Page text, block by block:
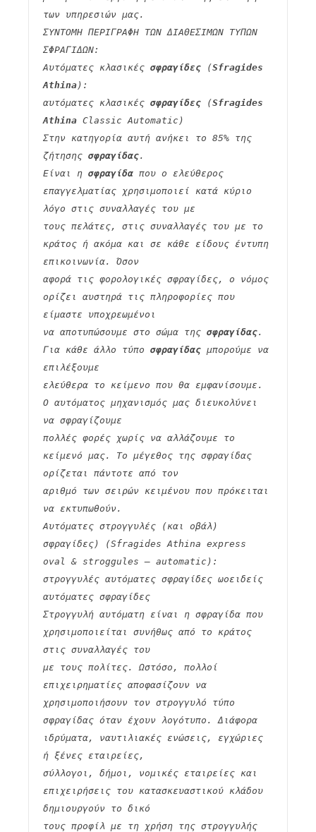
των υπηρεσιών μας.
ΣΥΝΤΟΜΗ ΠΕΡΙΓΡΑΦΗ ΤΩΝ ΔΙΑΘΕΣΙΜΩΝ ΤΥΠΩΝ
ΣΦΡΑΓΙΔΩΝ:
Αυτόματες κλασικές σφραγίδες (Sfragides
Athina ):
αυτόματες κλασικές σφραγίδες (Sfragides
Athina Classic Automatic)
Στην κατηγορία αυτή ανήκει το 85% της
ζήτησης σφραγίδας.
Είναι η σφραγίδα που ο ελεύθερος
επαγγελματίας χρησιμοποιεί κατά κύριο
λόγο στις συναλλαγές του με
τους πελάτες, στις συναλλαγές του με το
κράτος ή ακόμα και σε κάθε είδους έντυπη
επικοινωνία. Όσον
αφορά τις φορολογικές σφραγίδες, ο νόμος
ορίζει αυστηρά τις πληροφορίες που
είμαστε υποχρεωμένοι
να αποτυπώσουμε στο σώμα της σφραγίδας.
Για κάθε άλλο τύπο σφραγίδας μπορούμε να
επιλέξουμε
ελεύθερα το κείμενο που θα εμφανίσουμε.
Ο αυτόματος μηχανισμός μας διευκολύνει
να σφραγίζουμε
πολλές φορές χωρίς να αλλάζουμε το
κείμενό μας. Το μέγεθος της σφραγίδας
ορίζεται πάντοτε από τον
αριθμό των σειρών κειμένου που πρόκειται
να εκτυπωθούν.
Αυτόματες στρογγυλές (και οβάλ)
σφραγίδες) (Sfragides Athina express
oval & stroggules – automatic):
στρογγυλές αυτόματες σφραγίδες ωοειδείς
αυτόματες σφραγίδες
Στρογγυλή αυτόματη είναι η σφραγίδα που
χρησιμοποιείται συνήθως από το κράτος
στις συναλλαγές του
με τους πολίτες. Ωστόσο, πολλοί
επιχειρηματίες αποφασίζουν να
χρησιμοποιήσουν τον στρογγυλό τύπο
σφραγίδας όταν έχουν λογότυπο. Διάφορα
ιδρύματα, ναυτιλιακές ενώσεις, εγχώριες
ή ξένες εταιρείες,
σύλλογοι, δήμοι, νομικές εταιρείες και
επιχειρήσεις του κατασκευαστικού κλάδου
δημιουργούν το δικό
τους προφίλ με τη χρήση της στρογγυλής